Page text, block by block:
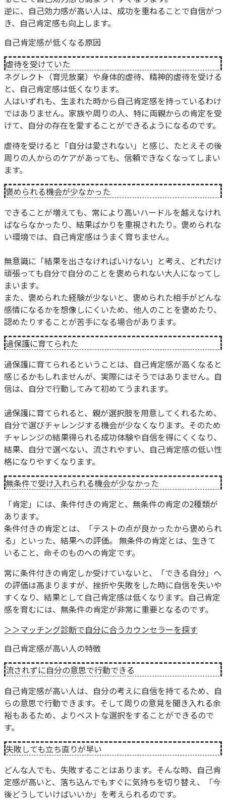
逆に、自己効力感が高い人は、成功を重ねることで自信がつ
き、自己肯定感も向上します。
自己肯定感が低くなる原因
虐待を受けていた
ネグレクト（育児放棄）や身体的虐待、精神的虐待を受ける
と、自己肯定感は低くなります。
人はいずれも、生まれた時から自己肯定感を持っているわけ
ではありません。家族や周りの人、特に両親からの肯定を受
けて、自分の存在を愛することができるようになるのです。
虐待を受けると「自分は愛されない」と感じ、たとえその後
周りの人からのケアがあっても、信頼できなくなってしまい
ます。
褒められる機会が少なかった
できることが増えても、常により高いハードルを越えなけれ
ばならなかったり、結果ばかりを重視されたり。褒められな
い環境では、自己肯定感はうまく育ちません。
無意識に「結果を出さなければいけない」と考え、どれだけ
頑張っても自分で自分のことを褒められない大人になってし
まいます。
また、褒められた経験が少ないと、褒められた相手がどんな
感情になるかを想像しにくいため、他人のことを褒めたり、
認めたりすることが苦手になる場合があります。
過保護に育てられた
過保護に育てられるということは、自己肯定感が高くなると
感じるかもしれませんが、実際にはそうではありません。自
信は、自分で行動してみて初めてうまれます。
過保護に育てられると、親が選択肢を用意してくれるため、
自分で選びチャレンジする機会が少なくなります。そのため
チャレンジの結果得られる成功体験や自信を得にくくなり、
結果、自分で選べない、流されやすい、自己肯定感の低い性
格になりやすくなります。
無条件で受け入れられる機会が少なかった
「肯定」には、条件付きの肯定と、無条件の肯定の2種類が
あります。
条件付きの肯定とは、「テストの点が良かったから褒められ
る」といった、結果への評価。 無条件の肯定とは、生きて
いること、命そのものへの肯定です。
常に条件付きの肯定しか受けていないと、「できる自分」へ
の評価は高まりますが、挫折や失敗をした時に自信を失いや
すくなり、結果として自己肯定感は低くなります。自己肯定
感を育むには、無条件の肯定が非常に重要となるのです。
＞＞マッチング診断で自分に合うカウンセラーを探す
自己肯定感が高い人の特徴
流されずに自分の意思で行動できる
自己肯定感が高い人は、自分の考えに自信を持てるため、自
らの意思で行動できます。そして周りの意見を聞き入れる余
裕もあるため、よりベストな選択をすることができるので
す。
失敗しても立ち直りが早い
どんな人でも、失敗することはあります。そんな時、自己肯
定感が高いと、落ち込んでもすぐに気持ちを切り替え、「今
後どうしていけばいいか」を考えられるのです。